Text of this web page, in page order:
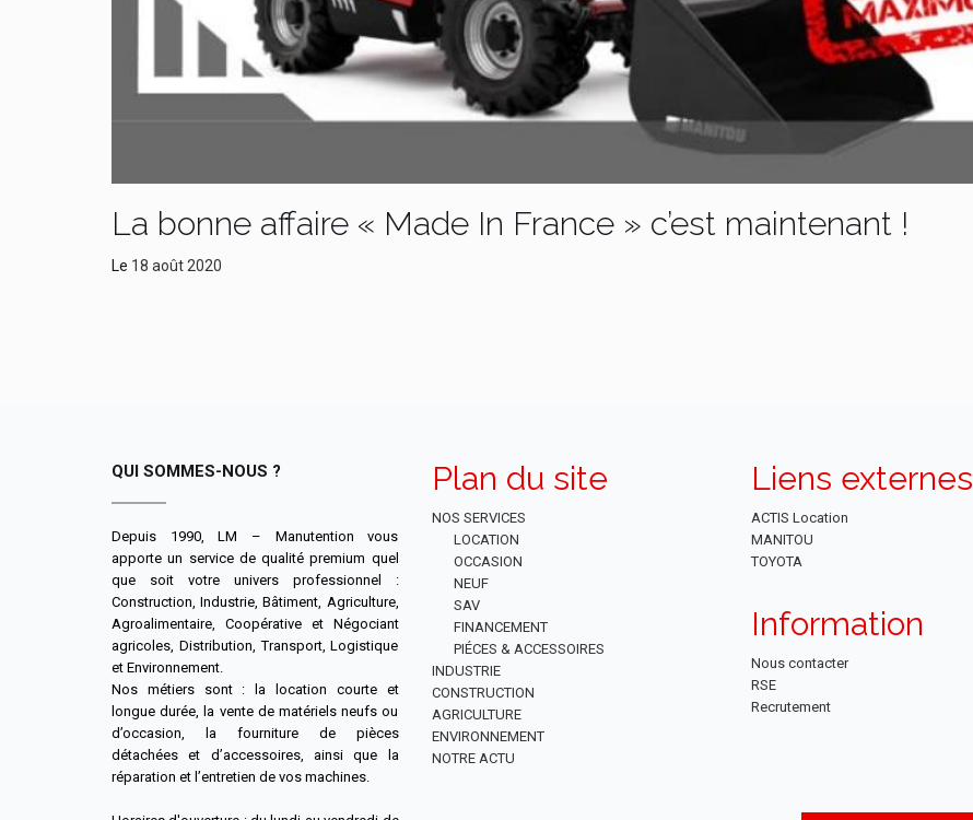
La bonne affaire « Made In France » c’est maintenant !
Le 18 août 2020
QUI SOMMES-NOUS ?
Depuis 1990, LM – Manutention vous
apporte un service de qualité premium quel
que soit votre univers professionnel :
Construction, Industrie, Bâtiment, Agriculture,
Agroalimentaire, Coopérative et Négociant
agricoles, Distribution, Transport, Logistique
et Environnement.
Nos métiers sont : la location courte et
longue durée, la vente de matériels neufs ou
d’occasion, la fourniture de pièces
détachées et d’accessoires, ainsi que la
réparation et l’entretien de vos machines.
Plan du site
NOS SERVICES
LOCATION
OCCASION
NEUF
SAV
FINANCEMENT
PIÉCES & ACCESSOIRES
INDUSTRIE
CONSTRUCTION
AGRICULTURE
ENVIRONNEMENT
NOTRE ACTU
Liens externes
ACTIS Location
MANITOU
TOYOTA
Information
Nous contacter
RSE
Recrutement